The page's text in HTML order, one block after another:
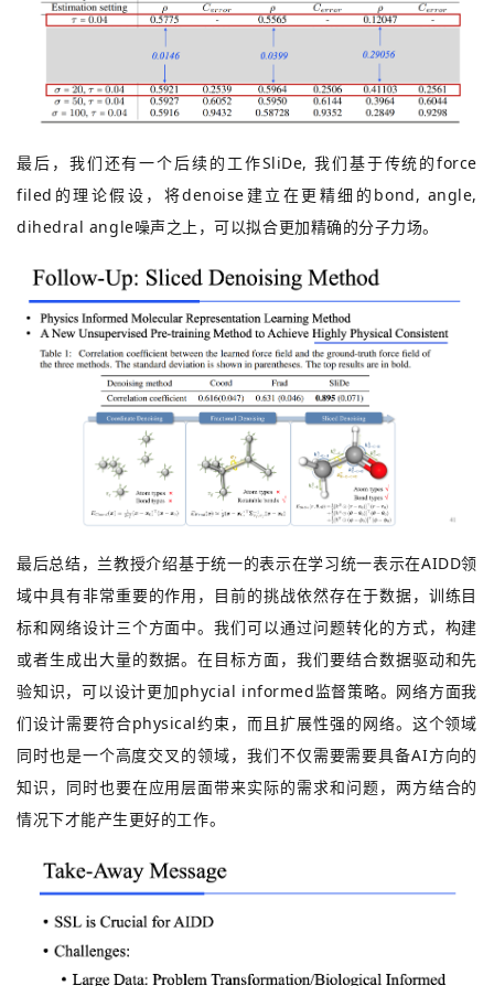
最后，我们还有一个后续的工作SliDe, 我们基于传统的force
filed的理论假设，将denoise建立在更精细的bond, angle,
dihedral angle噪声之上，可以拟合更加精确的分子力场。
最后总结，兰教授介绍基于统一的表示在学习统一表示在AIDD领
域中具有非常重要的作用，目前的挑战依然存在于数据，训练目
标和网络设计三个方面中。我们可以通过问题转化的方式，构建
或者生成出大量的数据。在目标方面，我们要结合数据驱动和先
验知识，可以设计更加phycial informed监督策略。网络方面我
们设计需要符合physical约束，而且扩展性强的网络。这个领域
同时也是一个高度交叉的领域，我们不仅需要需要具备AI方向的
知识，同时也要在应用层面带来实际的需求和问题，两方结合的
情况下才能产生更好的工作。